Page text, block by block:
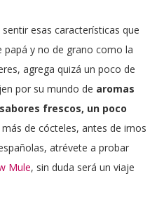
esas características que
papá y no de grano como la
agrega quizá un poco de
por su mundo de aromas
frescos, un poco
de cócteles, antes de irnos
atrévete a probar
Mule, sin duda será un viaje